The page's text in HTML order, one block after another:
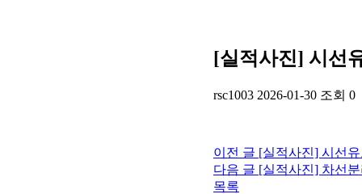
[실적사진] 시선
rsc1003 2026-01-30 조회 0
이전 글 [실적사진] 시선
다음 글 [실적사진] 차선
목록